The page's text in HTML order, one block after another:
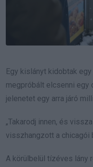
Egy kislányt kidobtak
megpróbált elcsenni egy
jelenetet egy arra járó
„Takarodj innen, és
visszhangzott a
A körülbelül tízéves lány